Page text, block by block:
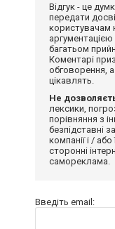
Відгук - це
передати
користувачам
багатьом
Коментарі
обговорення,
цікавлять.
Не
лексики,
порівняння з
безпідставні
компанії і /
сторонні
самореклама.
Введіть email: